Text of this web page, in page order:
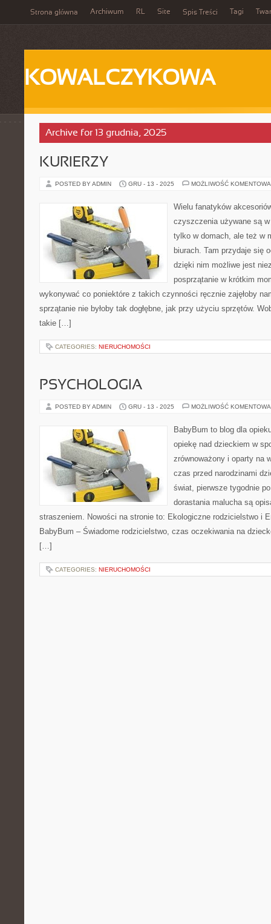
Strona główna Archiwum RL Site Spis Treści Tagi
KOWALCZYKOWA
Archive for 13 grudnia, 2025
KURIERZY
POSTED BY ADMIN GRU - 13 - 2025 MOŻLIWOŚĆ
Wielu fanatyków
czyszczenia używane są
tylko w domach, ale też w
biurach. Tam przydaje się
dzięki nim możliwe jest
posprzątanie w krótkim
wykonywać co poniektóre z takich czynności ręcznie zajęłoby
sprzątanie nie byłoby tak dogłębne, jak przy użyciu sprzętów.
takie […]
CATEGORIES: NIERUCHOMOŚCI
PSYCHOLOGIA
POSTED BY ADMIN GRU - 13 - 2025 MOŻLIWOŚĆ
BabyBum to blog dla
opiekę nad dzieckiem w
zrównoważony i oparty na
czas przed narodzinami
świat, pierwsze tygodnie
dorastania malucha są
straszeniem. Nowości na stronie to: Ekologiczne rodzicielstwo i
BabyBum – Świadome rodzicielstwo, czas oczekiwania na
[…]
CATEGORIES: NIERUCHOMOŚCI